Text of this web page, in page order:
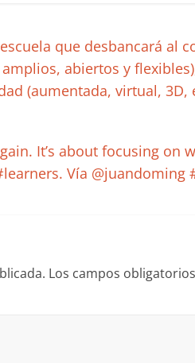
que desbancará al
abiertos y
(aumentada, virtual, 3D,
It’s about focusing on
Vía @juandoming
Los campos